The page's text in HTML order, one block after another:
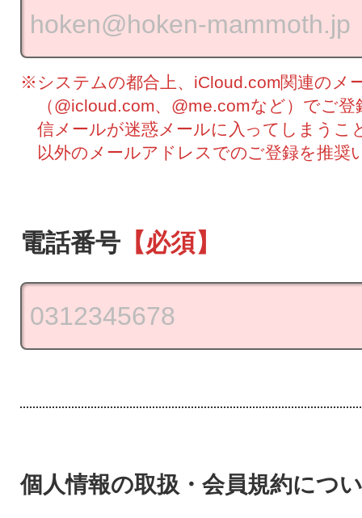
※システムの都合上、iCloud.com関連のメ
（@icloud.com、@me.comなど）でご
信メールが迷惑メールに入ってしまうこ
以外のメールアドレスでのご登録を推奨
電話番号【必須】
個人情報の取扱・会員規約につ